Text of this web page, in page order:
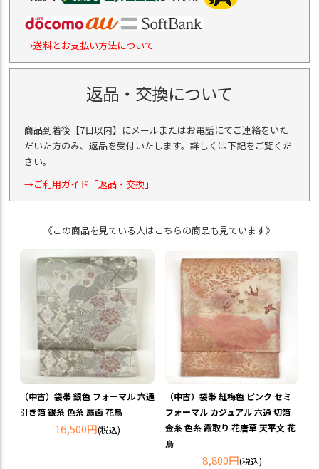
→送料とお支払い方法について
返品・交換について
商品到着後【7日以内】にメールまたはお電話にてご連絡をいた
だいた方のみ、返品を受付いたします。詳しくは下記をご覧くだ
さい。
→ご利用ガイド「返品・交換」
《この商品を見ている人はこちらの商品も見ています》
（中古）袋帯 銀色 フォーマル 六通
引き箔 銀糸 色糸 扇面 花鳥
16,500円(税込)
（中古）袋帯 紅梅色 ピンク セミ
フォーマル カジュアル 六通 切箔
金糸 色糸 霞取り 花唐草 天平文 花
鳥
8,800円(税込)